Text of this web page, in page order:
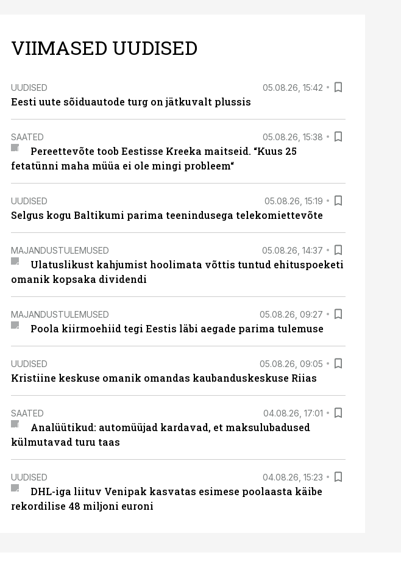
VIIMASED UUDISED
UUDISED 05.08.26, 15:42
Eesti uute sõiduautode turg on jätkuvalt plussis
SAATED 05.08.26, 15:38
Pereettevõte toob Eestisse Kreeka maitseid. “Kuus 25
fetatünni maha müüa ei ole mingi probleem“
UUDISED 05.08.26, 15:19
Selgus kogu Baltikumi parima teenindusega telekomiettevõte
MAJANDUSTULEMUSED 05.08.26, 14:37
Ulatuslikust kahjumist hoolimata võttis tuntud ehituspoeketi
omanik kopsaka dividendi
MAJANDUSTULEMUSED 05.08.26, 09:27
Poola kiirmoehiid tegi Eestis läbi aegade parima tulemuse
UUDISED 05.08.26, 09:05
Kristiine keskuse omanik omandas kaubanduskeskuse Riias
SAATED 04.08.26, 17:01
Analüütikud: automüüjad kardavad, et maksulubadused
külmutavad turu taas
UUDISED 04.08.26, 15:23
DHL-iga liituv Venipak kasvatas esimese poolaasta käibe
rekordilise 48 miljoni euroni